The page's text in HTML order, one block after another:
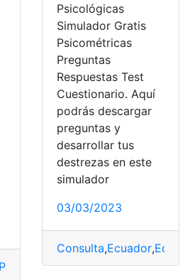
,Simulador,test
Psicológicas
Simulador Gratis
Psicométricas
Preguntas
Respuestas Test
Cuestionario. Aquí
podrás descargar
preguntas y
desarrollar tus
destrezas en este
simulador
03/03/2023
Consulta,Ecuador,